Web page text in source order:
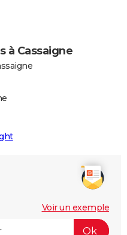
à Cassaigne
Voir un exemple